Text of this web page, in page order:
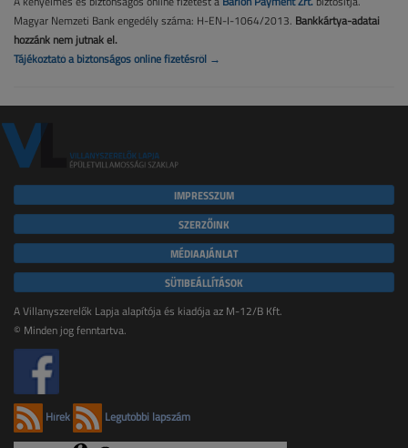
Magyar Nemzeti Bank engedély száma: H-EN-I-1064/2013. Bankkártya-adatai
hozzánk nem jutnak el.
Tájékoztató a biztonságos online fizetésről →
IMPRESSZUM
SZERZŐINK
MÉDIAAJÁNLAT
SÜTIBEÁLLÍTÁSOK
A Villanyszerelők Lapja alapítója és kiadója az M-12/B Kft.
© Minden jog fenntartva.
Hírek Legutóbbi lapszám